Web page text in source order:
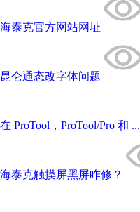
海泰克官方网站网址
昆仑通态改字体问题
在 ProTool，ProTool/Pro 和 ...
海泰克触摸屏黑屏咋修？